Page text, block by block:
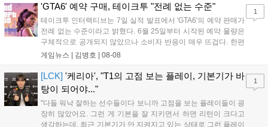
산의 영웅들 업데이트를 통해 정식 출시될 예정이다....
'GTA6' 예약 구매, 테이크투 "전례 없는 수준"
테이크투 인터랙티브는 7일 실적 발표에서 'GTA6'의 예약 판매가
전례 없는 수준이라고 밝혔다. 6월 25일부터 시작된 예약 물량은
구체적으로 공개되지 않았으나 소비자 반응이 매우 뜨겁다. 한편
11월 19일 PS5와 Xbox 시리즈 X|S로 정식 출시될 예정이며, 록
상 'Grand Theft Auto VI: An Extended Look'을 최초 공개할 계획
이다....
게임뉴스 | 김병호 08-08
1
[LCK] '케리아', "T1의 고점 보는 플레이, 기본기가 바
탕이 되어야..."
"다들 워낙 잘하는 선수들이다 보니까 고점을 보는 플레이들이 굉
장히 많았어요. 그런 게 기본을 잘 지키면서 하면 리턴이 크다고
생각하는데, 최근 기본기가 안 지켜지고 있는 상태로 그런 플레이
1